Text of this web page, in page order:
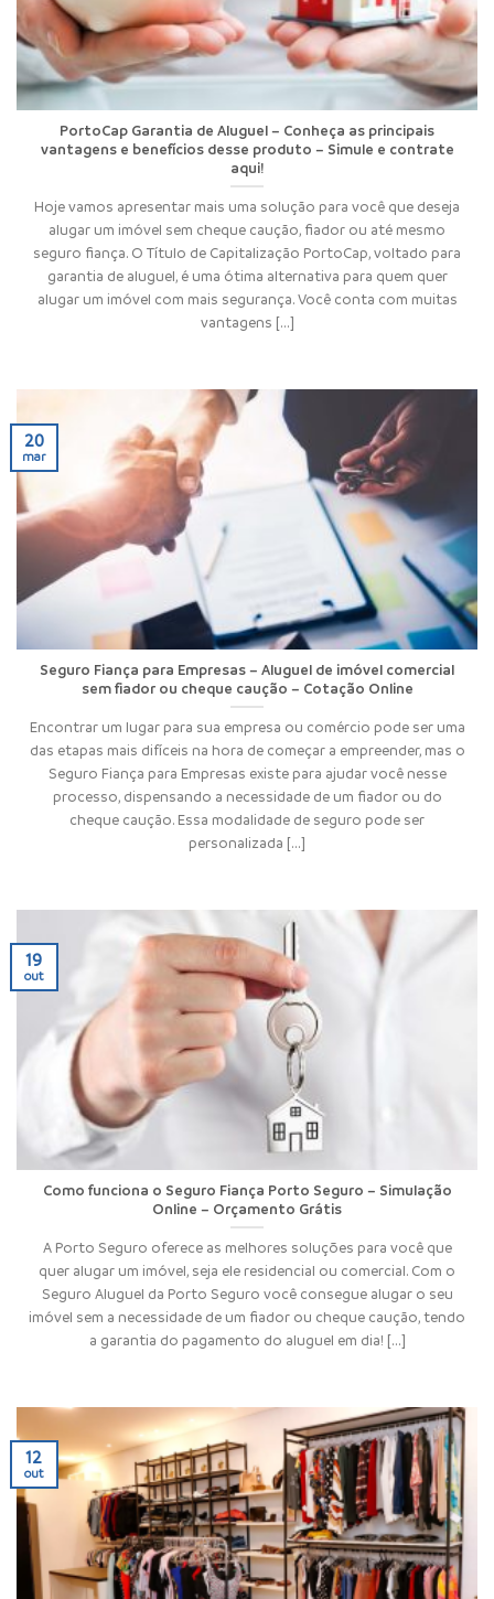
PortoCap Garantia de Aluguel – Conheça as principais
vantagens e benefícios desse produto – Simule e contrate
aqui!
Hoje vamos apresentar mais uma solução para você que deseja
alugar um imóvel sem cheque caução, fiador ou até mesmo
seguro fiança. O Título de Capitalização PortoCap, voltado para
garantia de aluguel, é uma ótima alternativa para quem quer
alugar um imóvel com mais segurança. Você conta com muitas
vantagens [...]
Seguro Fiança para Empresas – Aluguel de imóvel comercial
sem fiador ou cheque caução – Cotação Online
Encontrar um lugar para sua empresa ou comércio pode ser uma
das etapas mais difíceis na hora de começar a empreender, mas o
Seguro Fiança para Empresas existe para ajudar você nesse
processo, dispensando a necessidade de um fiador ou do
cheque caução. Essa modalidade de seguro pode ser
personalizada [...]
20
mar
Como funciona o Seguro Fiança Porto Seguro – Simulação
Online – Orçamento Grátis
A Porto Seguro oferece as melhores soluções para você que
quer alugar um imóvel, seja ele residencial ou comercial. Com o
Seguro Aluguel da Porto Seguro você consegue alugar o seu
imóvel sem a necessidade de um fiador ou cheque caução, tendo
a garantia do pagamento do aluguel em dia! [...]
19
out
12
out